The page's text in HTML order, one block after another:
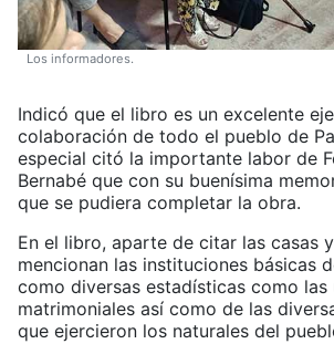
Los informadores.
Indicó que el libro es un excelente
colaboración de todo el pueblo de
especial citó la importante labor de
Bernabé que con su buenísima
que se pudiera completar la obra.
En el libro, aparte de citar las casas
mencionan las instituciones básicas
como diversas estadísticas como las
matrimoniales así como de las
que ejercieron los naturales del